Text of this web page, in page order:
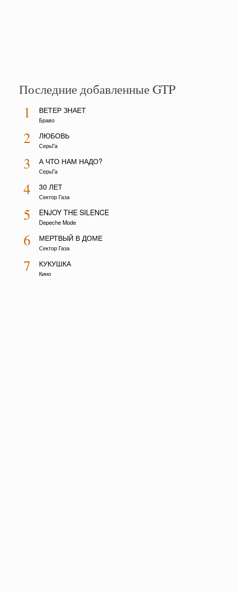
Последние добавленные GTP
1 ВЕТЕР ЗНАЕТ
Браво
2 ЛЮБОВЬ
СерьГа
3 А ЧТО НАМ НАДО?
СерьГа
4 30 ЛЕТ
Сектор Газа
5 ENJOY THE SILENCE
Depeche Mode
6 МЕРТВЫЙ В ДОМЕ
Сектор Газа
7 КУКУШКА
Кино